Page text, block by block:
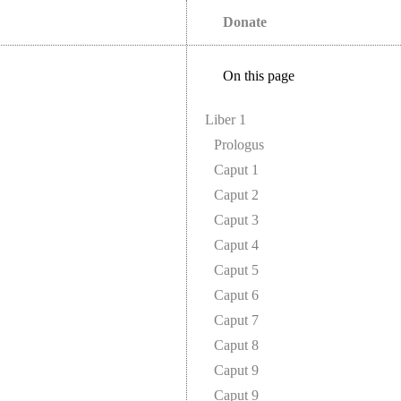
Donate
On this page
Liber 1
Prologus
Caput 1
Caput 2
Caput 3
Caput 4
Caput 5
Caput 6
Caput 7
Caput 8
Caput 9
Caput 9